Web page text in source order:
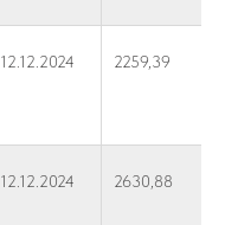
12.12.2024 2259,39
12.12.2024 2630,88